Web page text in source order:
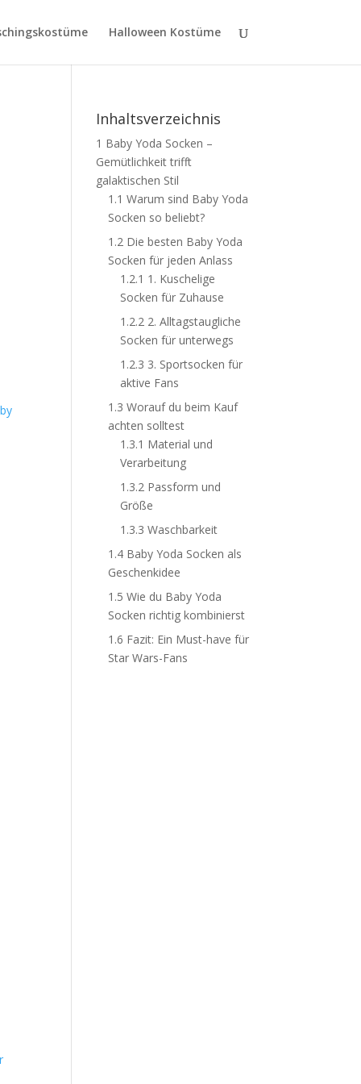
Halloween Kostüme
Inhaltsverzeichnis
1 Baby Yoda Socken –
Gemütlichkeit trifft
galaktischen Stil
1.1 Warum sind Baby Yoda
Socken so beliebt?
1.2 Die besten Baby Yoda
Socken für jeden Anlass
1.2.1 1. Kuschelige
Socken für Zuhause
1.2.2 2. Alltagstaugliche
Socken für unterwegs
1.2.3 3. Sportsocken für
aktive Fans
1.3 Worauf du beim Kauf
achten solltest
1.3.1 Material und
Verarbeitung
1.3.2 Passform und
Größe
1.3.3 Waschbarkeit
1.4 Baby Yoda Socken als
Geschenkidee
1.5 Wie du Baby Yoda
Socken richtig kombinierst
1.6 Fazit: Ein Must-have für
Star Wars-Fans